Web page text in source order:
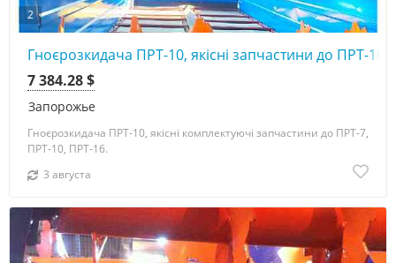
2
Гноєрозкидача ПРТ-10, якісні запчастини до ПРТ-10
Запорожье
7 384.28 $
Гноєрозкидача ПРТ-10, якісні комплектуючі запчастини до ПРТ-7,
ПРТ-10, ПРТ-16.
3 августа